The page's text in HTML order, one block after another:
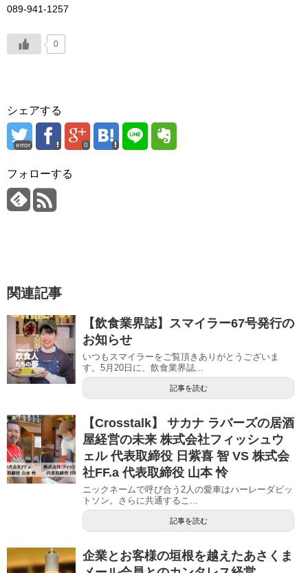
089-941-1257
0
シェアする
error 0
フォローする
関連記事
【飲食業界誌】スマイラー67号発行の
お知らせ
いつもスマイラーをご覧頂きありがとうございま
す。5月20日に、飲食業界誌...
記事を読む
【Crosstalk】 サカナ ラバーズの居酒
屋経営の未来 株式会社フィッシュウ
ェル 代表取締役 日紫喜 智 VS 株式会
社FF.a 代表取締役 山本 怜
ニックネームで呼び合う2人の愛車はハーレーダビッ
トソン。さらに共通するこ...
記事を読む
企業とお客様の垣根を越えたあさくま